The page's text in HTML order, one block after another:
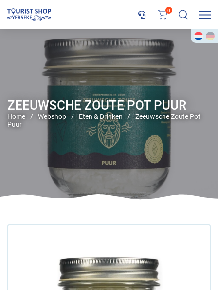
0
ZEEUWSCHE ZOUTE POT PUUR
Home / Webshop / Eten & Drinken /
Zeeuwsche Zoute Pot
Puur